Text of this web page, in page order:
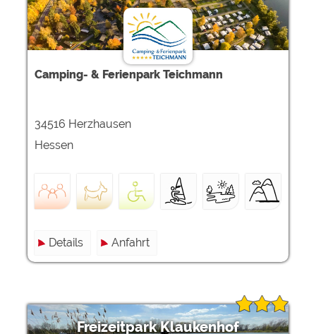
Camping- & Ferienpark Teichmann
34516 Herzhausen
Hessen
Details Anfahrt
Freizeitpark Klaukenhof